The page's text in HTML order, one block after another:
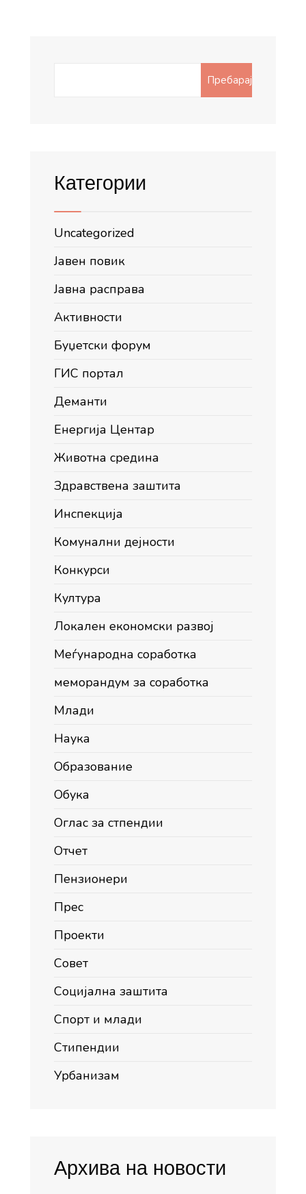
Пребарај
Категории
Uncategorized
Јавен повик
Јавна расправа
Активности
Буџетски форум
ГИС портал
Деманти
Енергија Центар
Животна средина
Здравствена заштита
Инспекција
Комунални дејности
Конкурси
Култура
Локален економски развој
Меѓународна соработка
меморандум за соработка
Млади
Наука
Образование
Обука
Оглас за стпендии
Отчет
Пензионери
Прес
Проекти
Совет
Социјална заштита
Спорт и млади
Стипендии
Урбанизам
Архива на новости